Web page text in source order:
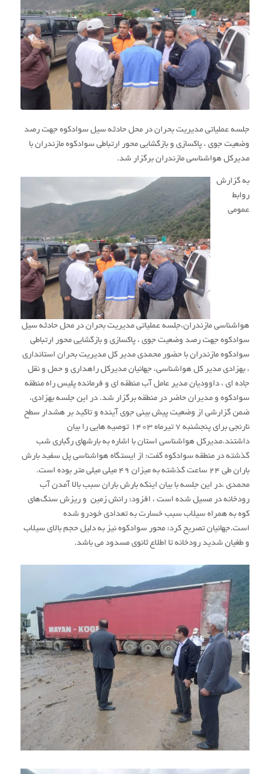
جلسه عملیاتی مدیریت بحران در محل حادثه سیل سوادکوه جهت رصد
وضعیت جوی ، پاکسازی و بازگشایی محور ارتباطی سوادکوه مازندران با
مدیرکل هواشناسی مازندران برگزار شد.
به گزارش
روابط
عمومی
هواشناسی مازندران،جلسه عملیاتی مدیریت بحران در محل حادثه سیل
سوادکوه جهت رصد وضعیت جوی ، پاکسازی و بازگشایی محور ارتباطی
سوادکوه مازندران با حضور محمدی مدیر کل مدیریت بحران استانداری
، بهزادی مدیر کل‌ هواشناسی، جهانیان مدیرکل راهداری و حمل و نقل
جاده ای ، داوودیان مدیر عامل آب منطقه ای و فرمانده پلیس راه منطقه
سوادکوه و مدیران حاضر در منطقه برگزار شد. در این جلسه بهزادی،
ضمن گزارشی از وضعیت پیش بینی جوی آینده و تاکید بر هشدار سطح
نارنجی برای پنجشنبه ۷ تیرماه ۱۴۰۳ توصیه هایی را بیان
داشتند.مدیرکل هواشناسی استان با اشاره به بارشهای رگباری شب
گذشته در منطقه سوادکوه گفت: از ایستگاه هواشناسی پل سفید بارش
باران طی ۲۴ ساعت گذشته به میزان ۴۹ میلی میلی متر بوده است.
محمدی ،در این جلسه با بیان اینکه بارش باران سبب بالا آمدن آب
رودخانه در مسیل شده است ، افزود: رانش زمین و ریزش سنگ‌های
کوه به همراه سیلاب سبب خسارت به تعدادی خودرو شده
است.جهانیان تصریح کرد: محور سوادکوه نیز به دلیل حجم بالای سیلاب
و طغیان شدید رودخانه تا اطلاع ثانوی مسدود می باشد.